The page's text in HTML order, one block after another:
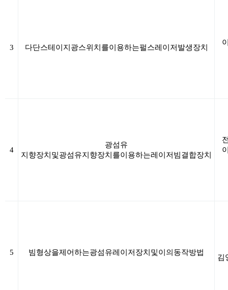
3 다단스테이지 광스위치를이용하는펄스레이저 발생장치
4
광섬유
지향장치 및광섬유지향장치를이용하는레이저빔결합장치
5 빔형상을제어하는광섬유레이저 장치 및이의 동작방법
김